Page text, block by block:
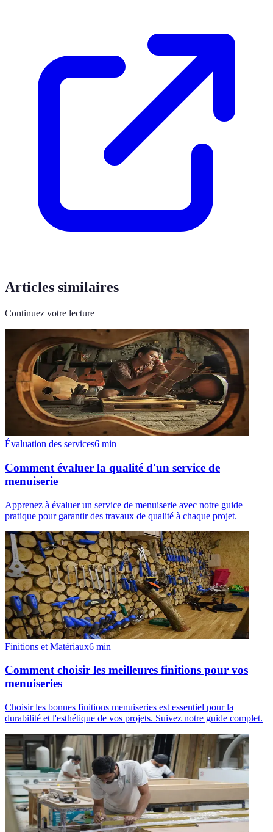
Articles similaires
Continuez votre lecture
Évaluation des services6 min
Comment évaluer la qualité d'un service de
menuiserie
Apprenez à évaluer un service de menuiserie avec notre guide
pratique pour garantir des travaux de qualité à chaque projet.
Finitions et Matériaux6 min
Comment choisir les meilleures finitions pour vos
menuiseries
Choisir les bonnes finitions menuiseries est essentiel pour la
durabilité et l'esthétique de vos projets. Suivez notre guide complet.